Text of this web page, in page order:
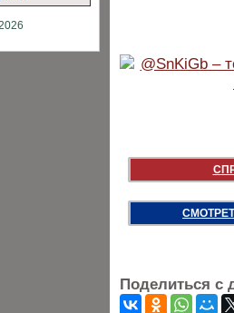
Поделиться с